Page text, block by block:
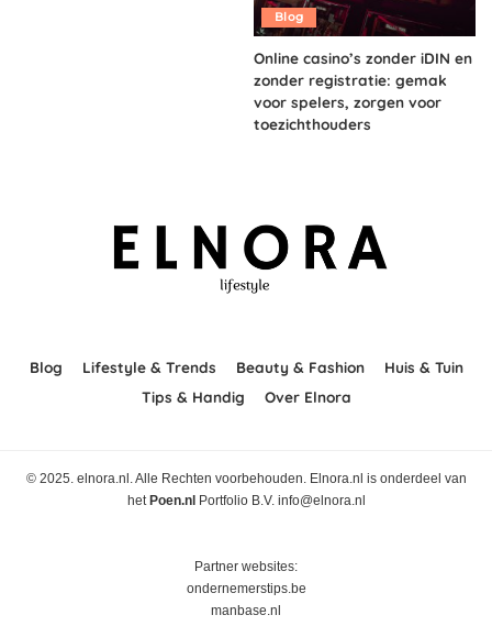
Blog
Online casino’s zonder iDIN en
zonder registratie: gemak
voor spelers, zorgen voor
toezichthouders
Blog Lifestyle & Trends Beauty & Fashion
Huis & Tuin
Tips & Handig
Over Elnora
© 2025. elnora.nl. Alle Rechten voorbehouden. Elnora.nl is onderdeel van
het Poen.nlPortfolio B.V. info@elnora.nl
Partner websites:
ondernemerstips.be
manbase.nl